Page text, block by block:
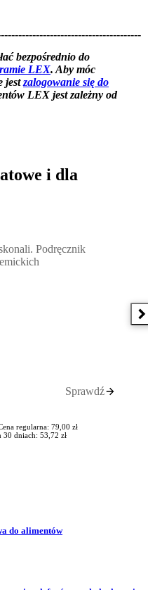
bezpośrednio do
LEX. Aby móc
jestzalogowanie się do
LEX jest zależny od
i dla
Podręcznik nauczycieli
Podręcznik
Sprawdź
regularna: 79,00 zł
30 dniach: 53,72 zł
do alimentów